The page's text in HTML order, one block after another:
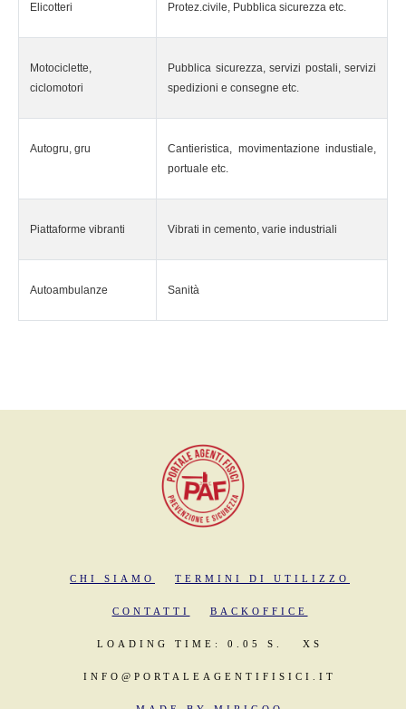
Elicotteri Protez.civile, Pubblica sicurezza etc.
Motociclette,
ciclomotori
Pubblica sicurezza, servizi postali, servizi
spedizioni e consegne etc.
Autogru, gru
Cantieristica, movimentazione industiale,
portuale etc.
Piattaforme vibranti Vibrati in cemento, varie industriali
Autoambulanze Sanità
CHI SIAMO TERMINI DI UTILIZZO
CONTATTI BACKOFFICE
LOADING TIME: 0.05 S. XS
INFO@PORTALEAGENTIFISICI.IT